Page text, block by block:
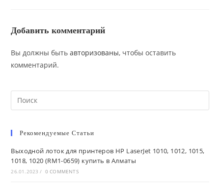
Добавить комментарий
Вы должны бытьавторизованы, чтобы оставить
комментарий.
Рекомендуемые Статьи
Выходной лоток для принтеров HP LaserJet 1010, 1012, 1015,
1018, 1020 (RM1-0659) купить в Алматы
26.01.2023 / 0 COMMENTS